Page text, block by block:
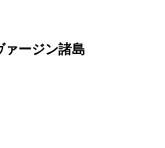
ァージン諸島